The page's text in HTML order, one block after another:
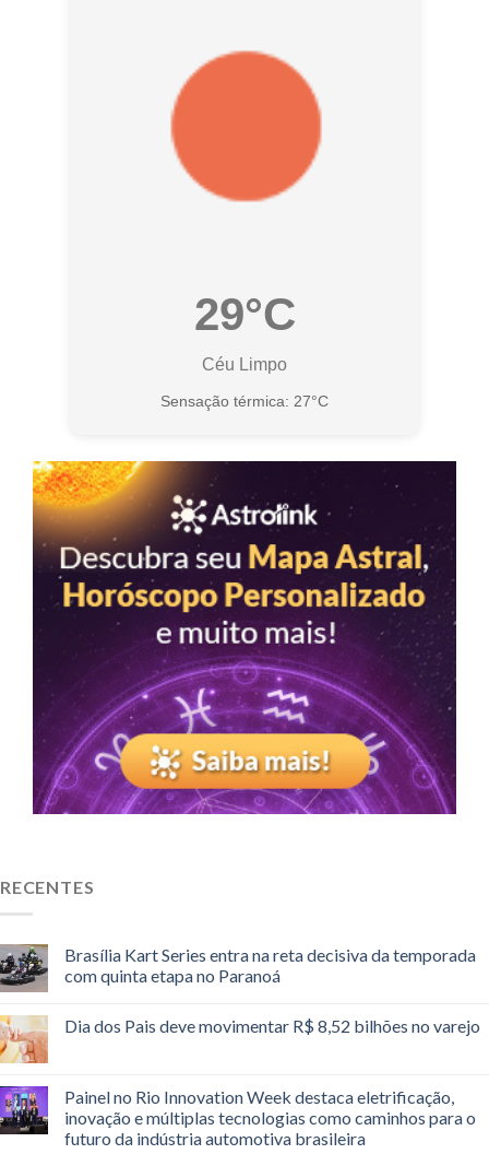
29°C
Céu Limpo
Sensação térmica: 27°C
RECENTES
Brasília Kart Series entra na reta decisiva da temporada
com quinta etapa no Paranoá
Dia dos Pais deve movimentar R$ 8,52 bilhões no varejo
Painel no Rio Innovation Week destaca eletrificação,
inovação e múltiplas tecnologias como caminhos para o
futuro da indústria automotiva brasileira